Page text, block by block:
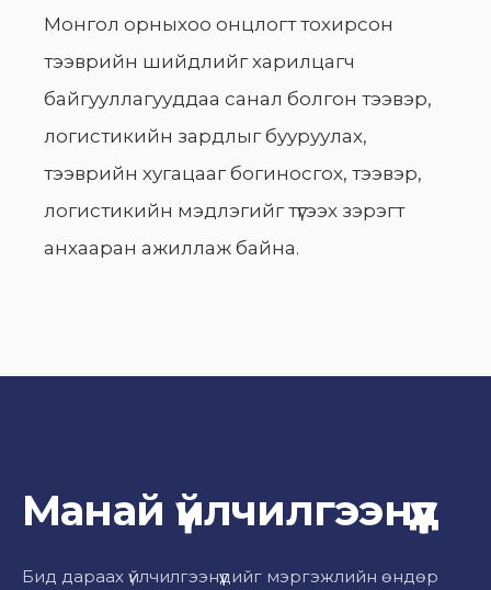
Монгол орныхоо онцлогт тохирсон
тээврийн шийдлийг харилцагч
байгууллагууддаа санал болгон тээвэр,
логистикийн зардлыг бууруулах,
тээврийн хугацааг богиносгох, тээвэр,
логистикийн мэдлэгийг түгээх зэрэгт
анхааран ажиллаж байна.
Манай үйлчилгээнүүд
Бид дараах үйлчилгээнүүдийг мэргэжлийн өндөр